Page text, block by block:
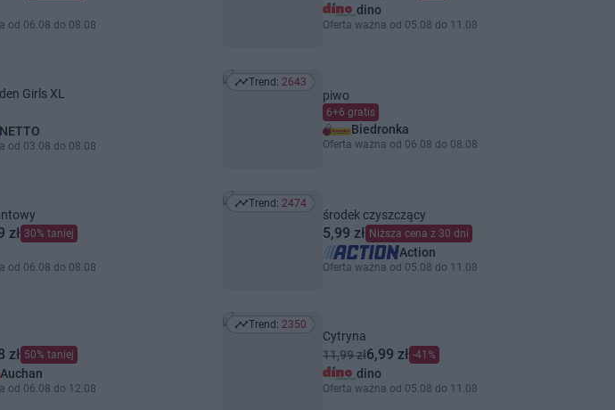
od 06.08 do 08.08
dino
Oferta ważna od 05.08 do 11.08
Girls XL
od 03.08 do 08.08
Trend: 2643
Trend: 2643
piwo
6+6 gratis
Biedronka
Oferta ważna od 06.08 do 08.08
zł 30% taniej
od 06.08 do 08.08
Trend: 2474
Trend: 2474
środek czyszczący
5,99 zł Niższa cena z 30 dni
Action
Oferta ważna od 05.08 do 11.08
zł 50% taniej
Auchan
od 06.08 do 12.08
Trend: 2350
Trend: 2350
Cytryna
11,99 zł6,99 zł -41%
dino
Oferta ważna od 05.08 do 11.08